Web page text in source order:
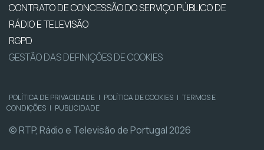
CONTRATO DE CONCESSÃO DO SERVIÇO PÚBLICO DE
RÁDIO E TELEVISÃO
RGPD
GESTÃO DAS DEFINIÇÕES DE COOKIES
POLÍTICA DE PRIVACIDADE | POLÍTICA DE COOKIES | TERMOS E
CONDIÇÕES | PUBLICIDADE
© RTP, Rádio e Televisão de Portugal 2026